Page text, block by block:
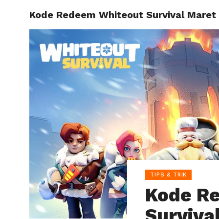
HOME
Kode Redeem Whiteout Survival Maret
TIPS & TRIK
Kode